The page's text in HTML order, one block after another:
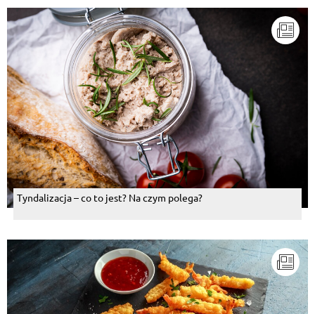
Tyndalizacja – co to jest? Na czym polega?